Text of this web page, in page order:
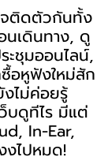
จติดตัวกันทั้ง
นเดินทาง, ดู
ะชุมออนไลน์,
อหูฟังใหม่สัก
งไม่ค่อยรู้
ว็บดูทีไร มีแต่
In-Ear,
งไปหมด!